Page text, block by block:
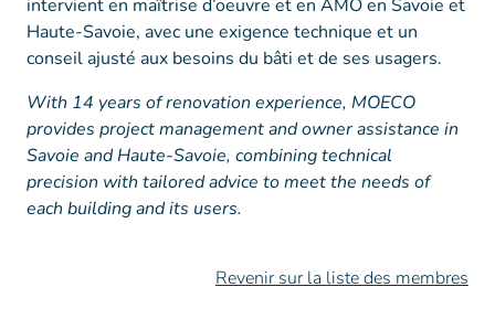
intervient en maîtrise d’oeuvre et en AMO en Savoie et
Haute-Savoie, avec une exigence technique et un
conseil ajusté aux besoins du bâti et de ses usagers.
With 14 years of renovation experience, MOECO
provides project management and owner assistance in
Savoie and Haute-Savoie, combining technical
precision with tailored advice to meet the needs of
each building and its users.
Revenir sur la liste des membres